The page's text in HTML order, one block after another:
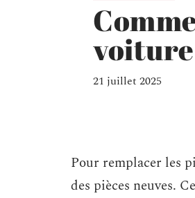
voiture
21 juillet 2025
Pour remplacer les
des pièces neuves.